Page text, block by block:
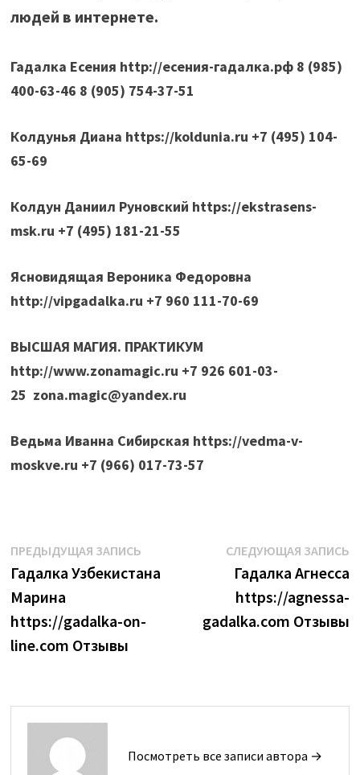
людей в интернете.
Гадалка Есения http://есения-гадалка.рф 8 (985)
400-63-46 8 (905) 754-37-51
Колдунья Диана https://koldunia.ru +7 (495) 104-
65-69
Колдун Даниил Руновский https://ekstrasens-
msk.ru +7 (495) 181-21-55
Ясновидящая Вероника Федоровна
http://vipgadalka.ru +7 960 111-70-69
ВЫСШАЯ МАГИЯ. ПРАКТИКУМ
http://www.zonamagic.ru +7 926 601-03-
25 zona.magic@yandex.ru
Ведьма Иванна Сибирская https://vedma-v-
moskve.ru +7 (966) 017-73-57
Навигация
по
записям
ПРЕДЫДУЩАЯ ЗАПИСЬПредыдущая
запись:
Гадалка Узбекистана
Марина
https://gadalka-on-
line.com Отзывы
СЛЕДУЮЩАЯ ЗАПИСЬ
Гадалка Агнесса
https://agnessa-
gadalka.com Отзывы
Посмотреть все записи автора →